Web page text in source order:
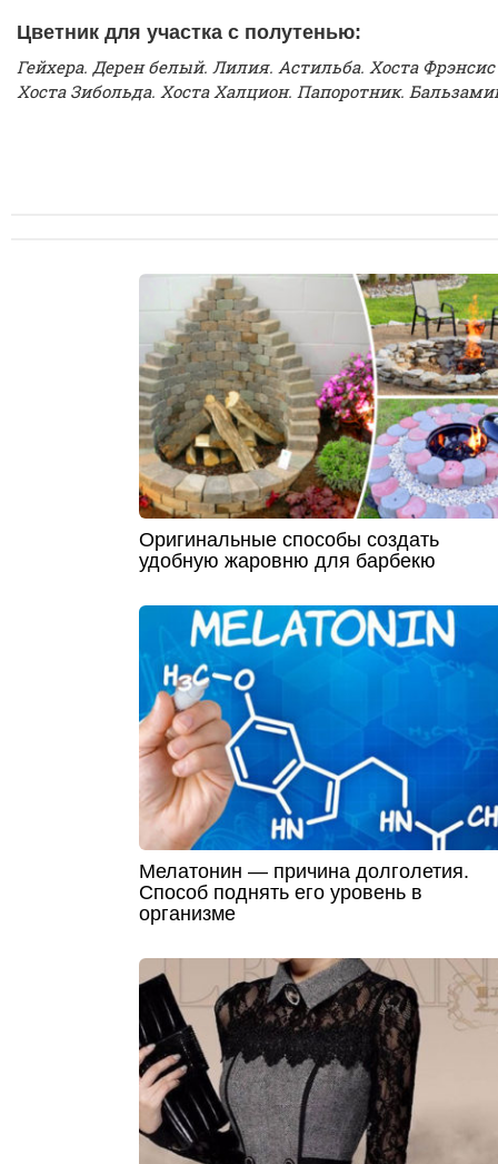
Цветник для участка с полутенью:
Гейхера. Дерен белый. Лилия. Астильба. Хоста
Хоста Зибольда. Хоста Халцион. Папоротник.
Оригинальные способы создать
удобную жаровню для барбекю
Мелатонин — причина долголетия.
Способ поднять его уровень в
организме